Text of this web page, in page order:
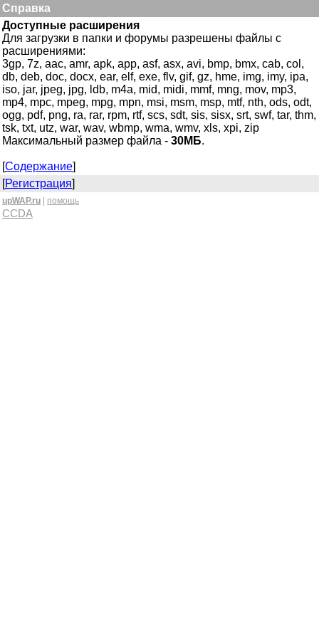
Справка
Доступные расширения
Для загрузки в папки и форумы разрешены файлы с
расширениями:
3gp, 7z, aac, amr, apk, app, asf, asx, avi, bmp, bmx, cab, col,
db, deb, doc, docx, ear, elf, exe, flv, gif, gz, hme, img, imy, ipa,
iso, jar, jpeg, jpg, ldb, m4a, mid, midi, mmf, mng, mov, mp3,
mp4, mpc, mpeg, mpg, mpn, msi, msm, msp, mtf, nth, ods, odt,
ogg, pdf, png, ra, rar, rpm, rtf, scs, sdt, sis, sisx, srt, swf, tar, thm,
tsk, txt, utz, war, wav, wbmp, wma, wmv, xls, xpi, zip
Максимальный размер файла - 30МБ.
[Содержание]
[Регистрация]
upWAP.ru помощь
CCDA